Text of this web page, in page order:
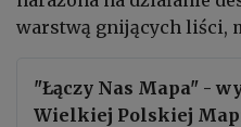
warstwą gnijących liści,
"Łączy Nas Mapa" -
Wielkiej Polskiej